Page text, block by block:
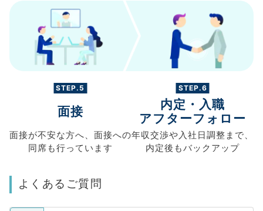
STEP.5
面接
面接が不安な方へ、 面接への
同席も行っています
STEP.6
内定・入職
アフターフォロー
年収交渉や入社日調整まで、
内定後もバックアップ
よくあるご質問